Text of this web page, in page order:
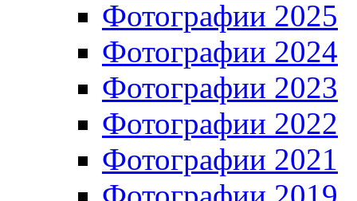
Фотографии 2025
Фотографии 2024
Фотографии 2023
Фотографии 2022
Фотографии 2021